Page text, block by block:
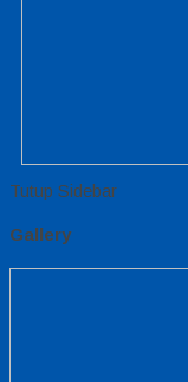
Tutup Sidebar
Gallery